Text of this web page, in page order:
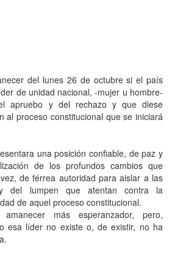
del lunes 26 de octubre si el país
de unidad nacional, -mujer u hombre-
apruebo y del rechazo y que diese
al proceso constitucional que se iniciará
una posición confiable, de paz y
de los profundos cambios que
de férrea autoridad para aislar a las
del lumpen que atentan contra la
de aquel proceso constitucional.
más esperanzador, pero,
esa líder no existe o, de existir, no ha